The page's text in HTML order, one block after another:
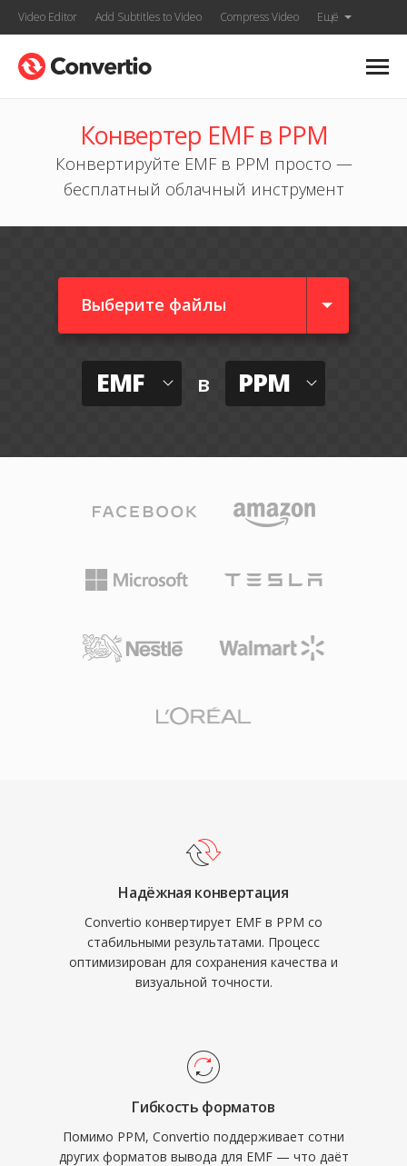
Video Editor Add Subtitles to Video Compress Video Ещё
Конвертер EMF в PPM
Конвертируйте EMF в PPM просто —
бесплатный облачный инструмент
Выберите файлы
EMF в PPM
Надёжная конвертация
Convertio конвертирует EMF в PPM со
стабильными результатами. Процесс
оптимизирован для сохранения качества и
визуальной точности.
Гибкость форматов
Помимо PPM, Convertio поддерживает сотни
других форматов вывода для EMF — что даёт